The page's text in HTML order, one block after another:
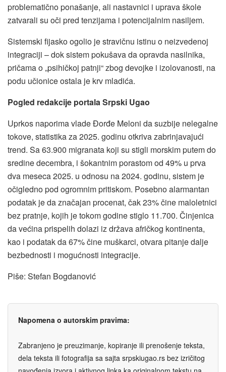
problematično ponašanje, ali nastavnici i uprava škole
zatvarali su oči pred tenzijama i potencijalnim nasiljem.
Sistemski fijasko ogolio je stravičnu istinu o neizvedenoj
integraciji – dok sistem pokušava da opravda nasilnika,
pričama o „psihičkoj patnji“ zbog devojke i izolovanosti, na
podu učionice ostala je krv mladića.
Pogled redakcije portala Srpski Ugao
Uprkos naporima vlade Đorđe Meloni da suzbije nelegalne
tokove, statistika za 2025. godinu otkriva zabrinjavajući
trend. Sa 63.900 migranata koji su stigli morskim putem do
sredine decembra, i šokantnim porastom od 49% u prva
dva meseca 2025. u odnosu na 2024. godinu, sistem je
očigledno pod ogromnim pritiskom. Posebno alarmantan
podatak je da značajan procenat, čak 23% čine maloletnici
bez pratnje, kojih je tokom godine stiglo 11.700. Činjenica
da većina prispelih dolazi iz država afričkog kontinenta,
kao i podatak da 67% čine muškarci, otvara pitanje dalje
bezbednosti i mogućnosti integracije.
Piše: Stefan Bogdanović
Napomena o autorskim pravima:
Zabranjeno je preuzimanje, kopiranje ili prenošenje teksta,
dela teksta ili fotografija sa sajta srpskiugao.rs bez izričitog